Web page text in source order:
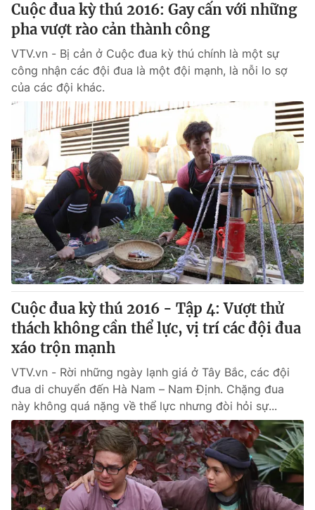
VTV9 VTV8
Liên hệ tòa soạn English
THỜI BÁO VTV
Theo dõi báo trên
Cơ quan chủ quản:
Đài Truyền hình Việt Nam
Cơ quan báo chí:Thời báo VTV
Giấy phép hoạt động báo in và báo điện tử số 483/GP-BTTTT
cấp ngày 29/12/2023
Tổng Biên tập:Vũ Thanh Thủy
Phó Tổng Biên tập:Nguyễn Thị Mỹ Hạnh, Phạm Quốc Thắng,
Nguyễn Trọng Ninh
Tổng đài VTV:024.38 355 931 - 024.38 355 932
Ðiện thoại Thời báo VTV:
024.66 897 897
Email:toasoan@vtv.vn
Liên hệ quảng cáo:024-7300.7108
Cuộc đua kỳ thú 2016: Gay cấn với những
pha vượt rào cản thành công
VTV.vn - Bị cản ở Cuộc đua kỳ thú chính là một sự
công nhận các đội đua là một đội mạnh, là nỗi lo sợ
của các đội khác.
Cuộc đua kỳ thú 2016 - Tập 4: Vượt thử
thách không cần thể lực, vị trí các đội đua
xáo trộn mạnh
VTV.vn - Rời những ngày lạnh giá ở Tây Bắc, các đội
đua di chuyển đến Hà Nam – Nam Định. Chặng đua
này không quá nặng về thể lực nhưng đòi hỏi sự...